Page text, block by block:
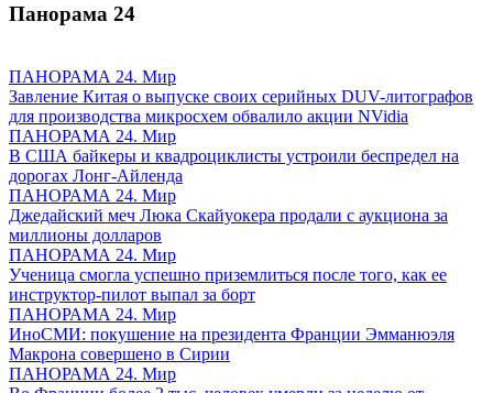
Панорама 24
ПАНОРАМА 24. Мир
Завление Китая о выпуске своих серийных DUV-литографов
для производства микросхем обвалило акции NVidia
ПАНОРАМА 24. Мир
В США байкеры и квадроциклисты устроили беспредел на
дорогах Лонг-Айленда
ПАНОРАМА 24. Мир
Джедайский меч Люка Скайуокера продали с аукциона за
миллионы долларов
ПАНОРАМА 24. Мир
Ученица смогла успешно приземлиться после того, как ее
инструктор-пилот выпал за борт
ПАНОРАМА 24. Мир
ИноСМИ: покушение на президента Франции Эмманюэля
Макрона совершено в Сирии
ПАНОРАМА 24. Мир